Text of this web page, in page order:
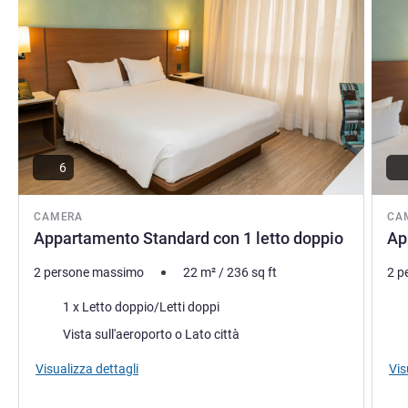
CAMERA
Appartamento Standard con 1 letto doppio
6
2 persone massimo 22 m²/236sq ft
Biancheria da letto
1 x Letto doppio/Letti doppi
Vista:
Vista sull'aeroporto o Lato città
Visualizza dettagli
2